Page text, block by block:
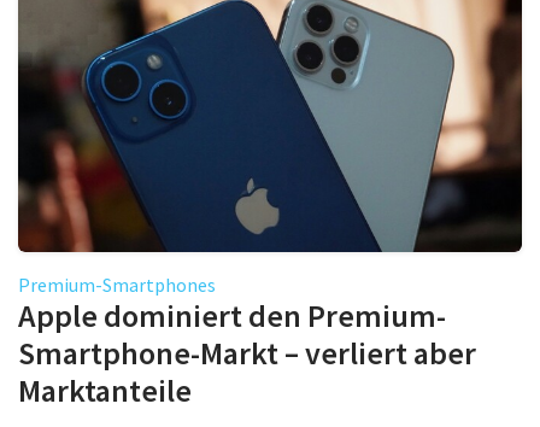
Premium-Smartphones
Apple dominiert den Premium-
Smartphone-Markt – verliert aber
Marktanteile